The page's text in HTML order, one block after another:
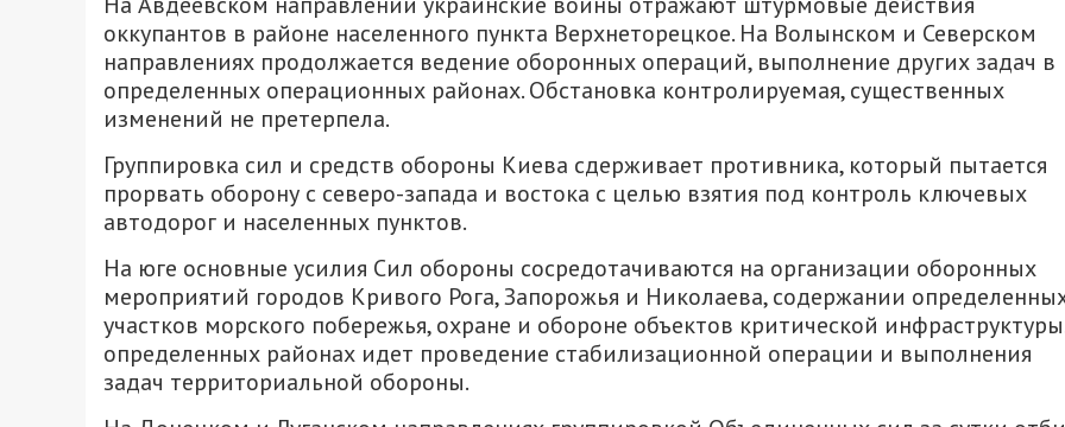
оккупантов в районе населенного пункта Верхнеторецкое. На Волынском и Северском
направлениях продолжается ведение оборонных операций, выполнение других задач в
определенных операционных районах. Обстановка контролируемая, существенных
изменений не претерпела.
Группировка сил и средств обороны Киева сдерживает противника, который пытается
прорвать оборону с северо-запада и востока с целью взятия под контроль ключевых
автодорог и населенных пунктов.
На юге основные усилия Сил обороны сосредотачиваются на организации оборонных
мероприятий городов Кривого Рога, Запорожья и Николаева, содержании
участков морского побережья, охране и обороне объектов критической
определенных районах идет проведение стабилизационной операции и выполнения
задач территориальной обороны.